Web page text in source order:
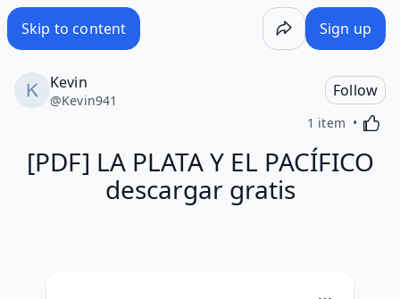
Skip to content Sign up
Kevin
@Kevin941
Follow
1 item
[PDF] LA PLATA Y EL PACÍFICO
descargar gratis